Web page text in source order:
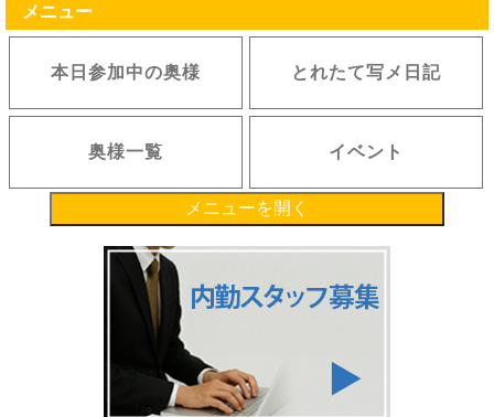
メニュー
本日参加中の奥様 とれたて写メ日記
奥様一覧 イベント
メニューを開く